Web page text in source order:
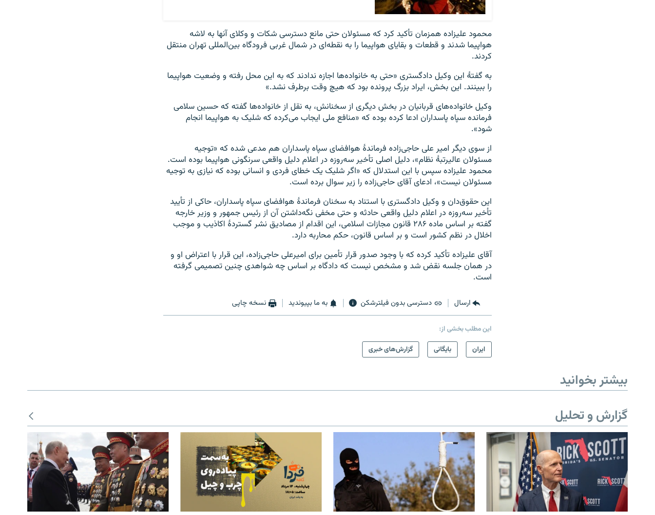
محمود علیزاده همزمان تأکید کرد که مسئولان حتی مانع دسترسی شکات و وکلای آنها به لاشه
هواپیما شدند و قطعات و بقایای هواپیما را به نقطه‌ای در شمال غربی فرودگاه بین‌المللی تهران منتقل
کردند.
به گفتۀ این وکیل دادگستری «حتی به خانواده‌ها اجازه ندادند که به این محل رفته و وضعیت هواپیما
را ببینند. این بخش، ایراد بزرگ پرونده بود که هیچ وقت برطرف نشد.»
وکیل خانواده‌های قربانیان در بخش دیگری از سخنانش، به نقل از خانواده‌ها گفته که حسین سلامی
فرمانده سپاه پاسداران ادعا کرده بوده که «منافع ملی ایجاب می‌کرده که شلیک به هواپیما انجام
شود».
از سوی دیگر امیر علی حاجی‌زاده فرماندۀ هوافضای سپاه پاسداران هم مدعی شده که «توجیه
مسئولان عالیرتبۀ نظام»، دلیل اصلی تأخیر سه‌روزه در اعلام دلیل واقعی سرنگونی هواپیما بوده است.
محمود علیزاده سپس با این استدلال که «اگر شلیک یک خطای فردی و انسانی بوده که نیازی به توجیه
مسئولان نیست»، ادعای آقای حاجی‌زاده را زیر سوال برده است.
این حقوق‌دان و وکیل دادگستری با استناد به سخنان فرماندۀ هوافضای سپاه پاسداران، حاکی از تأیید
تأخیر سه‌روزه در اعلام دلیل واقعی حادثه و حتی مخفی نگه‌داشتن آن از رئیس جمهور و وزیر خارجه
گفته بر اساس ماده ۲۸۶ قانون مجازات اسلامی،‌ این اقدام از مصادیق نشر گستردۀ اکاذیب و موجب
اخلال در نظم کشور است و بر اساس قانون، حکم محاربه دارد.
آقای علیزاده تأکید کرده که با وجود صدور قرار تأمین برای امیرعلی حاجی‌زاده، این قرار با اعتراض او و
در همان جلسه نقض شد و مشخص نیست که دادگاه بر اساس چه شواهدی چنین تصمیمی گرفته
است.
ارسال دسترسی بدون فیلترشکن به ما بپیوندید نسخه چاپی
این مطلب بخشی از:
ايران
بایگانی گزارش‌های خبری
بیشتر بخوانید
گزارش و تحلیل